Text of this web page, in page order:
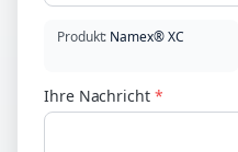
Produkt: Namex® XC
Ihre Nachricht *